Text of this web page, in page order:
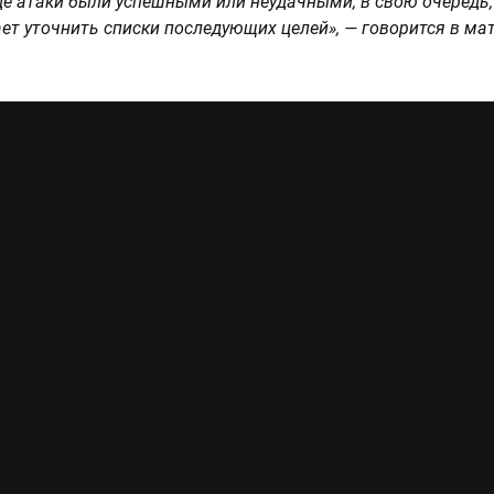
уточнить списки последующих целей», — говорится в